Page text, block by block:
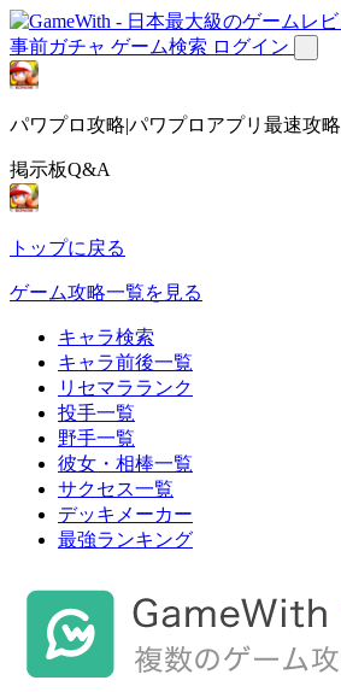
事前ガチャ ゲーム検索 ログイン
パワプロ攻略|パワプロアプリ最速攻略
掲示板Q&A
トップに戻る
ゲーム攻略一覧を見る
キャラ検索
キャラ前後一覧
リセマラランク
投手一覧
野手一覧
彼女・相棒一覧
サクセス一覧
デッキメーカー
最強ランキング